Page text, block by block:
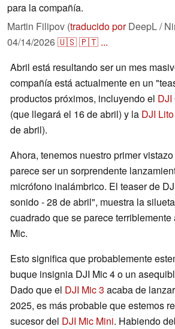
para la compañía.
Martin Filipov (traducido porDeepL /
04/14/2026🇺🇸🇵🇹 ...
Abril está resultando ser un mes
compañía está actualmente en un
productos próximos, incluyendo el DJI
(que llegará el 16 de abril) y la DJI Lito
de abril).
Ahora, tenemos nuestro primer
parece ser un sorprendente
micrófono inalámbrico. El teaser de
sonido - 28 de abril", muestra la
cuadrado que se parece terriblemente
Mic.
Esto significa que probablemente
buque insignia DJI Mic 4 o un
Dado que el DJI Mic 3 acaba de
2025, es más probable que estemos
sucesor del DJI Mic Mini. Habiendo